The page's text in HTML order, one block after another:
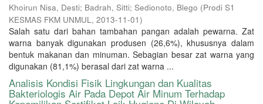
Khoirun Nisa, Desti; Badrah, Sitti; Sedionoto, Blego (Prodi S1
KESMAS FKM UNMUL, 2013-11-01)
Salah satu dari bahan tambahan pangan adalah pewarna. Zat
warna banyak digunakan produsen (26,6%), khususnya dalam
bentuk makanan dan minuman. Sebagian besar zat warna yang
digunakan (81,1%) berasal dari zat warna ...
Analisis Kondisi Fisik Lingkungan dan Kualitas
Bakteriologis Air Pada Depot Air Minum Terhadap